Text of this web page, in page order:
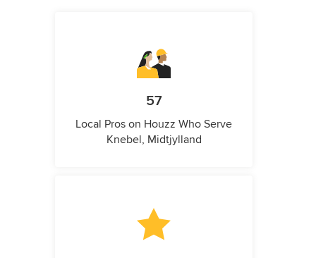
57
Local Pros on Houzz Who Serve
Knebel, Midtjylland